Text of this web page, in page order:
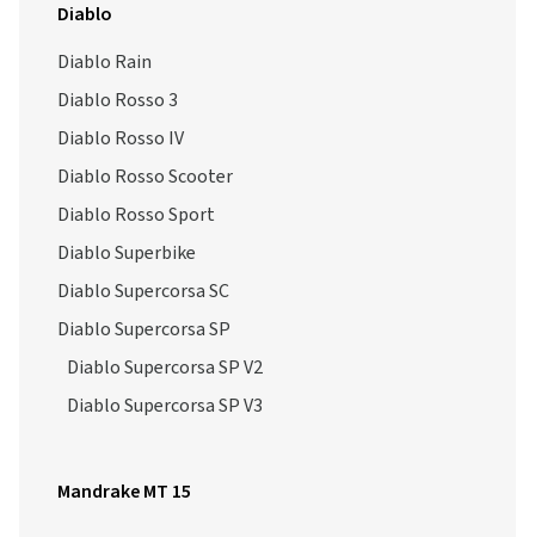
Diablo
Diablo Rain
Diablo Rosso 3
Diablo Rosso IV
Diablo Rosso Scooter
Diablo Rosso Sport
Diablo Superbike
Diablo Supercorsa SC
Diablo Supercorsa SP
Diablo Supercorsa SP V2
Diablo Supercorsa SP V3
Mandrake MT 15